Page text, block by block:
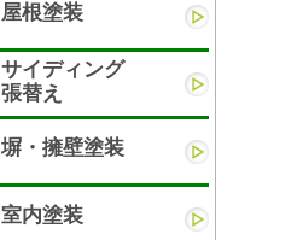
屋根塗装
サイディング
張替え
塀・擁壁塗装
室内塗装